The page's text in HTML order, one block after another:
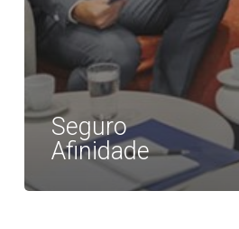
Seguro
Afinidade